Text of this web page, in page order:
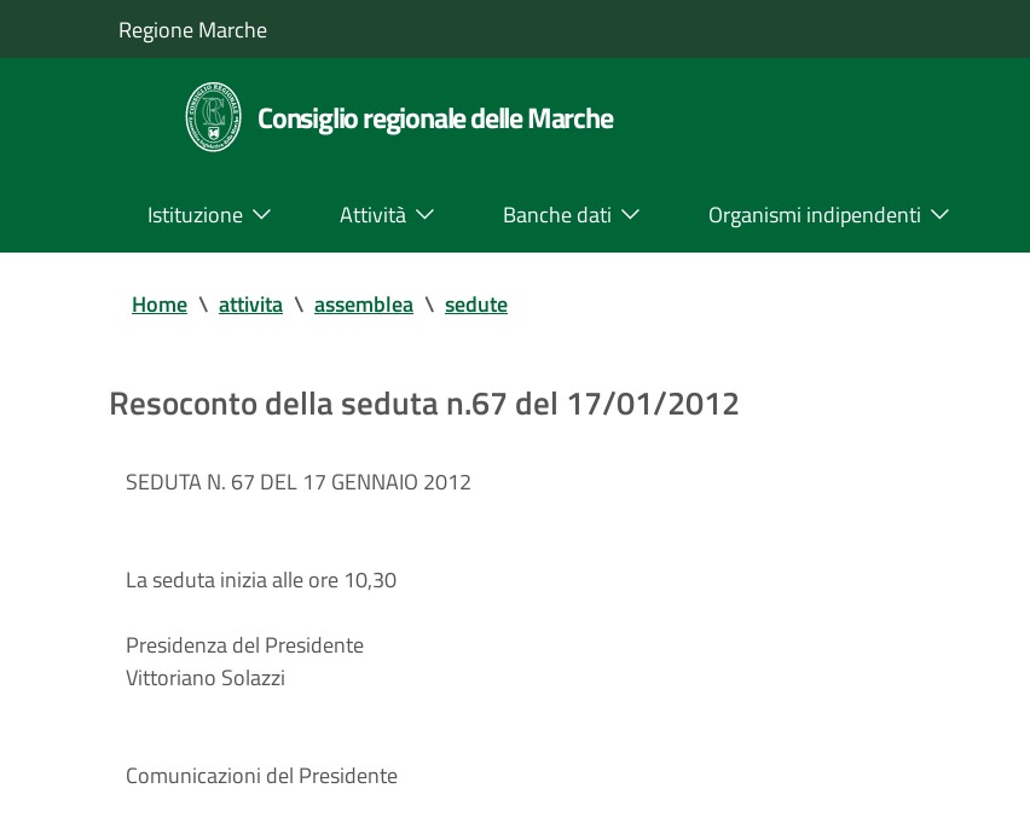
Regione Marche
Consiglio regionale delle Marche
Istituzione Attività Banche dati Organismi indipendenti
Home \ attivita \ assemblea \ sedute
Resoconto della seduta n.67 del 17/01/2012
SEDUTA N. 67 DEL 17 GENNAIO 2012
La seduta inizia alle ore 10,30
Presidenza del Presidente
Vittoriano Solazzi
Comunicazioni del Presidente